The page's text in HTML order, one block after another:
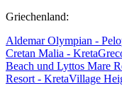
Griechenland:
Aldemar Olympian -
Cretan Malia - Kreta
Beach und Lyttos Mare
Resort - KretaVillage